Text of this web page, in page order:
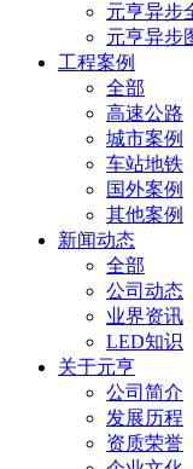
元亨异步
元亨异步
工程案例
全部
高速公路
城市案例
车站地铁
国外案例
其他案例
新闻动态
全部
公司动态
业界资讯
LED知识
关于元亨
公司简介
发展历程
资质荣誉